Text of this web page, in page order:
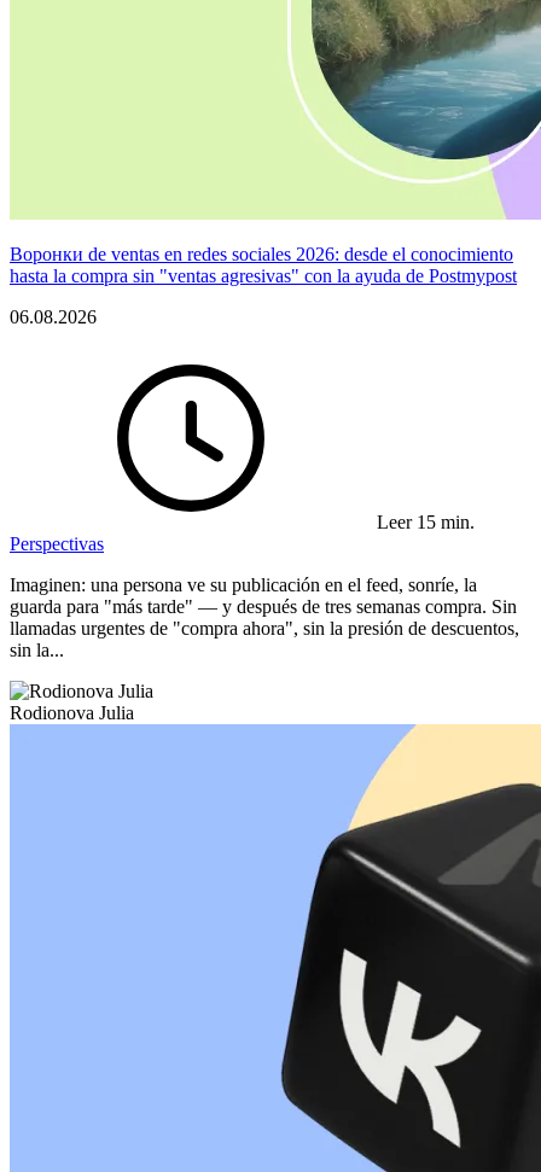
Воронки de ventas en redes sociales 2026: desde el conocimiento
hasta la compra sin "ventas agresivas" con la ayuda de Postmypost
06.08.2026
Leer 15 min.
Perspectivas
Imaginen: una persona ve su publicación en el feed, sonríe, la
guarda para "más tarde" — y después de tres semanas compra. Sin
llamadas urgentes de "compra ahora", sin la presión de descuentos,
sin la...
Rodionova Julia